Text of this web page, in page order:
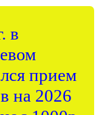
в
прием
на 2026